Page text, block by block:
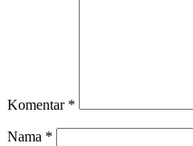
Komentar *
Nama *